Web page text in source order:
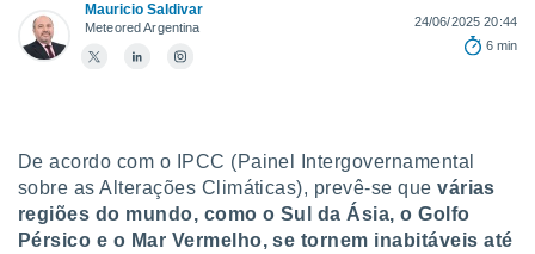
no
como
perfil
com
Pode
na nossa
e
Mauricio Saldivar
Meteored Argentina
24/06/2025 20:44
6 min
De acordo com o IPCC (Painel Intergovernamental
sobre as Alterações Climáticas), prevê-se que várias
regiões do mundo, como o Sul da Ásia, o Golfo
Pérsico e o Mar Vermelho, se tornem inabitáveis até